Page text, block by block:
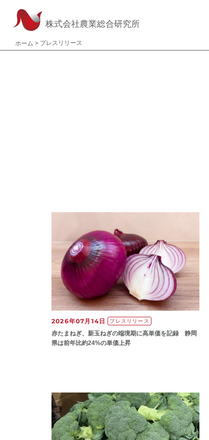
株式会社農業総合研究所
ホーム > プレスリリース
2026年07月14日 プレスリリース
赤たまねぎ、新玉ねぎの端境期に高単価を記録 静岡
県は前年比約24%の単価上昇